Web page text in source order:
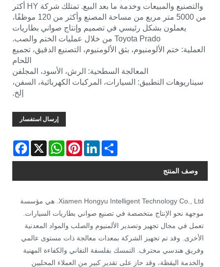
والتصنيع والمبيعات وخدمة ما بعد البيع. تمتلك شركة HY أكثر
من 5000 متر مربع من مساحة المصنع وأكثر من 120 موظفًا،
يعملون بشكل رئيسي في تصميم وإنتاج صواني بطاريات
Toyota Prado من خلال عمليات الختم والصب.
العملية: ختم الألومنيوم، بثق الألومنيوم، التصنيع الدقيق، تجميع
اللحام
المعالجة السطحية: الرش، الأسود، المجلفن
سيناريوهات التطبيق: السيارات، المركبات الكهربائية، السفن،
إلخ.
إرسال استفسار
X
WhatsAppPinterestLinkedInShare
وصف المنتج
Xiamen Hongyu Intelligent Technology Co., Ltd. هي مؤسسة
موجهة نحو الإنتاج متخصصة في تصنيع صواني بطاريات السيارات.
تعمل في مجال تجهيز وتصدير الألمنيوم والصلب والمواد المعدنية
الأخرى. وقد تم تجهيز الشركة بمعدات معالجة ذات مستوى عالمي
وفريق هندسي محترف. التمسك بفلسفة التفاني والكفاءة المهنية
والخدمة اليقظة، وقد حاز على تقدير كبير من العملاء المحليين